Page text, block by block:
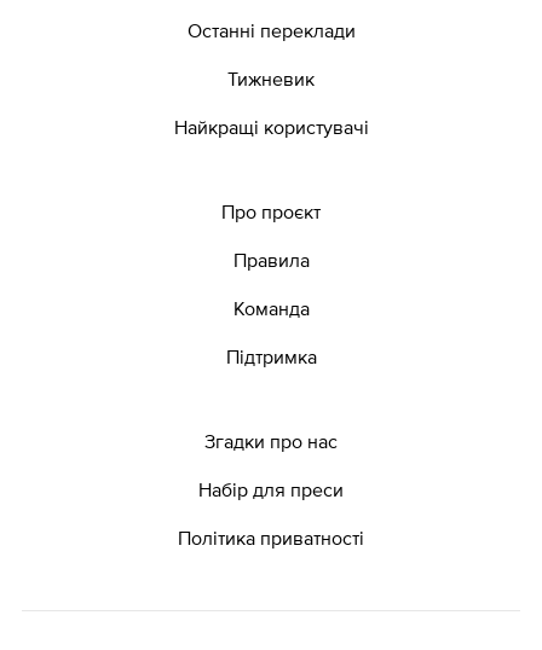
Останні переклади
Тижневик
Найкращі користувачі
Про проєкт
Правила
Команда
Підтримка
Згадки про нас
Набір для преси
Політика приватності